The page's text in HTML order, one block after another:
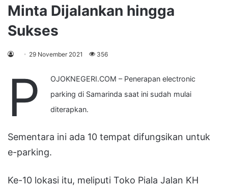
Minta Dijalankan hingga
Sukses
29 November 2021 356
P
OJOKNEGERI.COM – Penerapan electronic
parking di Samarinda saat ini sudah mulai
diterapkan.
Sementara ini ada 10 tempat difungsikan untuk
e-parking.
Ke-10 lokasi itu, meliputi Toko Piala Jalan KH